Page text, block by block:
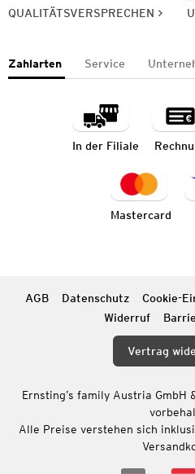
QUALITÄTSVERSPRECHEN
Zahlarten Service
In der Filiale
Mastercard
AGB Datenschutz Cookie-
Widerruf
Vertrag
Ernsting’s family Austria GmbH
Alle Preise verstehen sich